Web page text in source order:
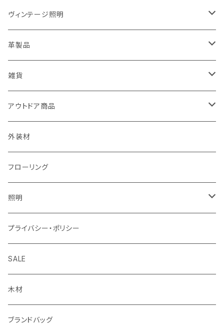
フック
ブライワックス
オイル
DIY棚材
木製ブラケット
DIY
テーブル天板
木製ローテーブル脚
テーブル
ダイニングテーブル
Cafe table
ソファー
1人掛けソファー
2人掛けソファー
フローリング
パーケットフローリング
ヴィンテージ照明
現行品
アートワークスタジオ
HERMOSA
革製品
カップホルダー
雑貨
ダルトン
チェア
バランスボールチェア
スマホアクセサリー
ホールディングスタンド
ポスト
アウトドア商品
焚き火ギア
スウェーデントーチ
外装材
フローリング
照明
スイッチ・プレート
照明・ランプ
プライバシー・ポリシー
SALE
木材
ブランドバッグ